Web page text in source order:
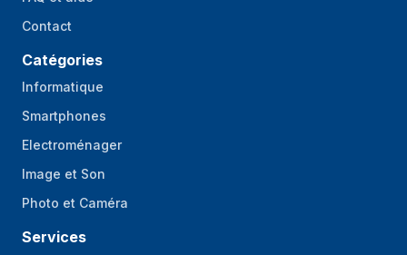
seconde caméra
arrière (numérique)
Résolution de la
troisième caméra
arrière (numérique)
caméra arrière
Numéro
d'ouverture de la
Contact
Catégories
Informatique
Smartphones
Electroménager
Image et Son
Photo et Caméra
Services